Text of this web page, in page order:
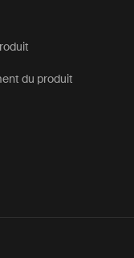
du produit